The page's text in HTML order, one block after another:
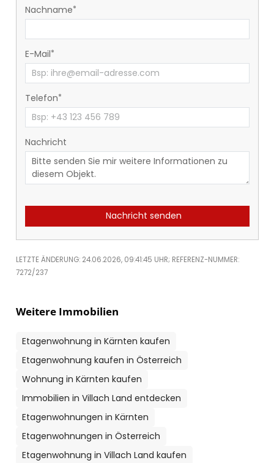
Nachname
E-Mail
Telefon
Nachricht
Nachricht senden
LETZTE ÄNDERUNG: 24.06.2026, 09:41:45 UHR; REFERENZ-NUMMER:
7272/237
Weitere Immobilien
Etagenwohnung in Kärnten kaufen
Etagenwohnung kaufen in Österreich
Wohnung in Kärnten kaufen
Immobilien in Villach Land entdecken
Etagenwohnungen in Kärnten
Etagenwohnungen in Österreich
Etagenwohnung in Villach Land kaufen